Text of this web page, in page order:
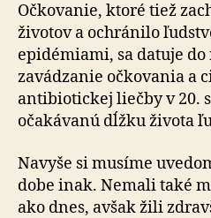
Očkovanie, ktoré tiež
životov a ochránilo
epidémiami, sa datuje do
zavádzanie očkovania a
antibiotickej liečby v 20.
očakávanú dĺžku života
Navyše si musíme
dobe inak. Nemali také
ako dnes, avšak žili